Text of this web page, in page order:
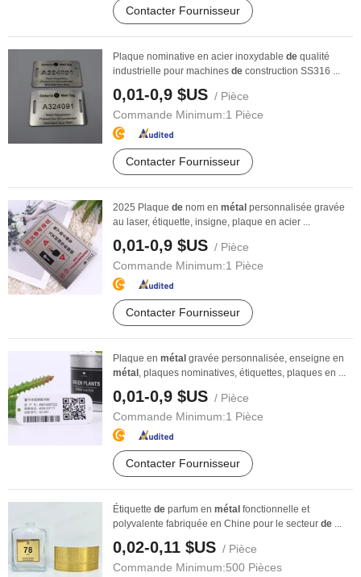
Contacter Fournisseur
Plaque nominative en acier inoxydable de qualité
industrielle pour machines de construction SS316 ...
0,01-0,9 $US / Pièce
Commande Minimum:1 Pièce
Contacter Fournisseur
2025 Plaque de nom en métal personnalisée gravée
au laser, étiquette, insigne, plaque en acier ...
0,01-0,9 $US / Pièce
Commande Minimum:1 Pièce
Contacter Fournisseur
Plaque en métal gravée personnalisée, enseigne en
métal , plaques nominatives, étiquettes, plaques en ...
0,01-0,9 $US / Pièce
Commande Minimum:1 Pièce
Contacter Fournisseur
Étiquette de parfum en métal fonctionnelle et
polyvalente fabriquée en Chine pour le secteur de ...
0,02-0,11 $US / Pièce
Commande Minimum:500 Pièces